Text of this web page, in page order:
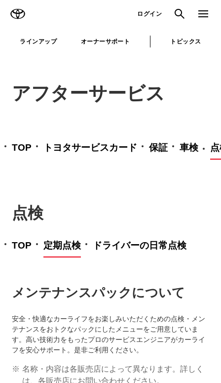
ログイン 検索 メニュ
ラインアップ オーナーサポート トピックス
アフターサービス
TOP トヨタサービスカード 保証 車検
点検
TOP 定期点検 ドライバーの日常点検
メンテナンスパックについて
安全・快適なカーライフをお楽しみいただくための点検・メン
テナンスをおトクなパックにしたメニューをご用意していま
す。高い技術力をもったプロのサービスエンジニアがカーライ
フを安心サポート。是非ご利用ください。
名称・内容は各販売店によって異なります。詳しく
は、各販売店にお問い合わせください。